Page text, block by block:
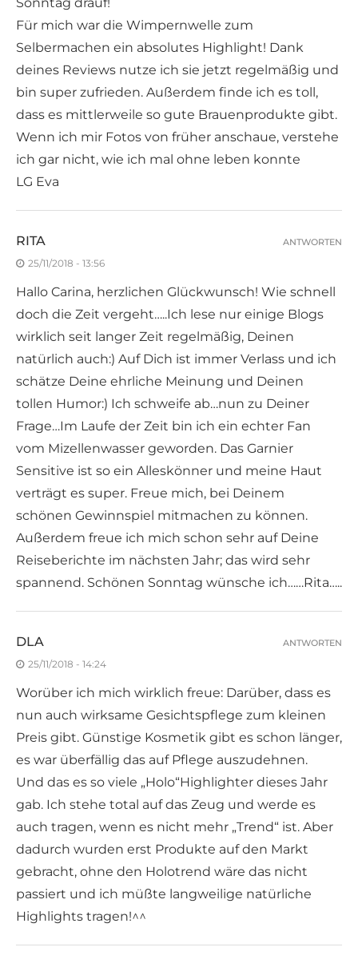
Für mich war die Wimpernwelle zum
Selbermachen ein absolutes Highlight! Dank
deines Reviews nutze ich sie jetzt regelmäßig und
bin super zufrieden. Außerdem finde ich es toll,
dass es mittlerweile so gute Brauenprodukte gibt.
Wenn ich mir Fotos von früher anschaue, verstehe
ich gar nicht, wie ich mal ohne leben konnte
LG Eva
RITA
25/11/2018 - 13:56
Hallo Carina, herzlichen Glückwunsch! Wie schnell
doch die Zeit vergeht…..Ich lese nur einige Blogs
wirklich seit langer Zeit regelmäßig, Deinen
natürlich auch:) Auf Dich ist immer Verlass und ich
schätze Deine ehrliche Meinung und Deinen
tollen Humor:) Ich schweife ab…nun zu Deiner
Frage…Im Laufe der Zeit bin ich ein echter Fan
vom Mizellenwasser geworden. Das Garnier
Sensitive ist so ein Alleskönner und meine Haut
verträgt es super. Freue mich, bei Deinem
schönen Gewinnspiel mitmachen zu können.
Außerdem freue ich mich schon sehr auf Deine
Reiseberichte im nächsten Jahr; das wird sehr
spannend. Schönen Sonntag wünsche ich……Rita…..
ANTWORTEN
DLA
25/11/2018 - 14:24
Worüber ich mich wirklich freue: Darüber, dass es
nun auch wirksame Gesichtspflege zum kleinen
Preis gibt. Günstige Kosmetik gibt es schon länger,
es war überfällig das auf Pflege auszudehnen.
Und das es so viele „Holo“Highlighter dieses Jahr
gab. Ich stehe total auf das Zeug und werde es
auch tragen, wenn es nicht mehr „Trend“ ist. Aber
dadurch wurden erst Produkte auf den Markt
gebracht, ohne den Holotrend wäre das nicht
passiert und ich müßte langweilige natürliche
Highlights tragen!^^
ANTWORTEN